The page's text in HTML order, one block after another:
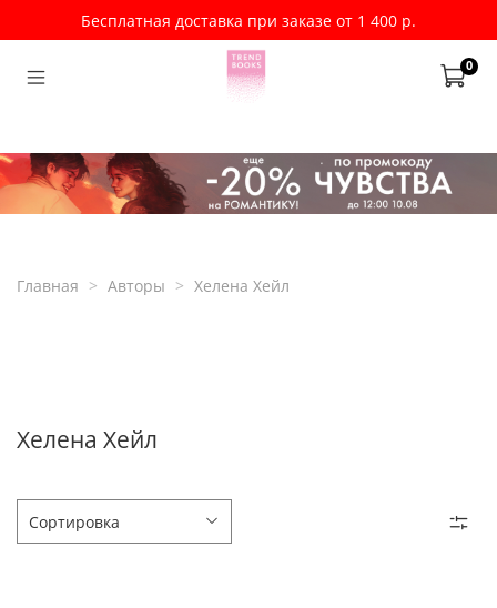
Бесплатная доставка при заказе от 1 400 р.
0
Главная Авторы Хелена Хейл
Хелена Хейл